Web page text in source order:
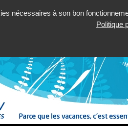
nécessaires à son bon
Politique